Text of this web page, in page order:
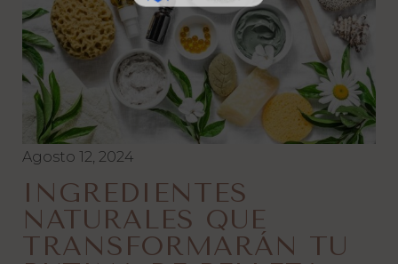
Agosto 12, 2024
INGREDIENTES
NATURALES QUE
TRANSFORMARÁN TU